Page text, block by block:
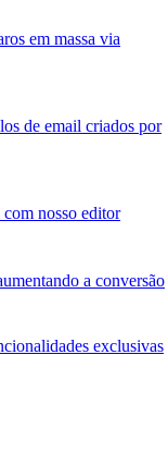
em massa via
de email criados por
nosso editor
a conversão
exclusivas